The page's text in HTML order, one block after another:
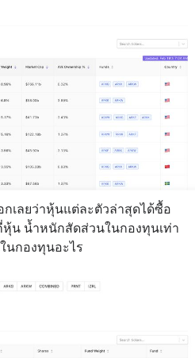
เลยว่าหุ้นแต่ละตัวล่าสุดได้ซื้อ
น น้ำหนักสัดส่วนในกองทุนเท่า
นกองทุนอะไร